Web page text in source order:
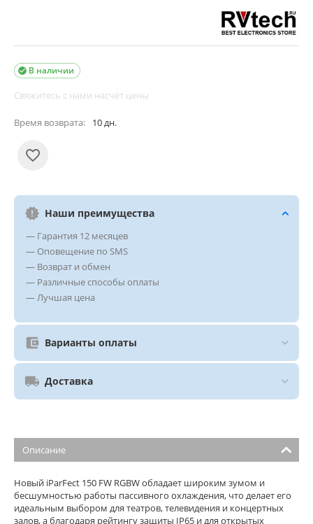
В наличии

Свяжитесь с нами насчёт цены
Время возврата: 10 дн.
Наши преимущества
— Гарантия 12 месяцев
— Оповещение по SMS
— Возврат и обмен
— Различные способы оплаты
— Лучшая цена
Варианты оплаты
Доставка
Описание
Новый iParFect 150 FW RGBW обладает широким зумом и
бесшумностью работы пассивного охлаждения, что делает его
идеальным выбором для театров, телевидения и концертных
залов, а благодаря рейтингу защиты IP65 и для открытых